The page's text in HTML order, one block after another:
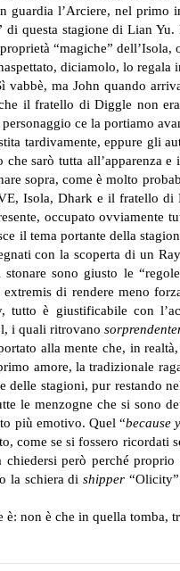
l’Arciere, nel primo
di questa stagione di Lian
“magiche” dell’Isola,
diciamolo, lo
ma John quando
il fratello di Diggle non
ce la portiamo
tardivamente, eppure gli
sarò tutta all’apparenza
sopra, come è molto
Isola, Dhark e il fratello di
occupato ovviamente
il tema portante della
con la scoperta di un
sono giusto le
di rendere meno
tutto è giustificabile con
i quali ritrovano
alla mente che, in
amore, la tradizionale
delle stagioni, pur restando
le menzogne che si sono
più emotivo. Quel “because
come se si fossero
chiedersi però perché
la schiera dishipper
è: non è che in quella tomba,